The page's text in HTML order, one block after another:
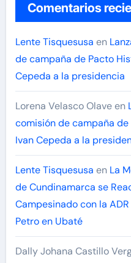
Comentarios
Lente Tisquesusa en
de campaña de Pacto
Cepeda a la presidencia
Lorena Velasco Olaveen
comisión de campaña
Ivan Cepeda a la
Lente Tisquesusa en La
de Cundinamarca se
Campesinado con la
Petro en Ubaté
Dally Johana Castillo